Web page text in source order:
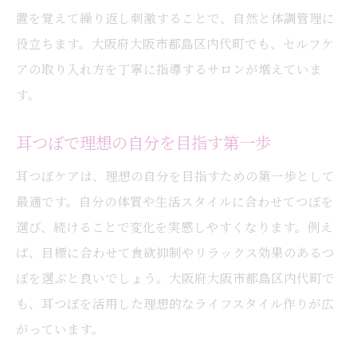
耳つぼジュエリーで楽しむおしゃれな毎日
自分に合う耳つぼジュエリー選びの基準
素材やデザインで変わる耳つぼジュエリー
金属アレルギーに配慮した耳つぼジュエリ
ー選び
おしゃれと機能性を兼ね備えた耳つぼの活
用法
日常に取り入れる耳つぼで理想の自分を目指す
耳つぼで毎日をもっと快適に過ごすコツ
置を覚えて繰り返し刺激することで、自然と体調管理に
役立ちます。大阪府大阪市都島区内代町でも、セルフケ
アの取り入れ方を丁寧に指導するサロンが増えていま
す。
耳つぼで理想の自分を目指す第一歩
耳つぼケアは、理想の自分を目指すための第一歩として
最適です。自分の体質や生活スタイルに合わせてつぼを
選び、続けることで変化を実感しやすくなります。例え
ば、目標に合わせて食欲抑制やリラックス効果のあるつ
ぼを選ぶと良いでしょう。大阪府大阪市都島区内代町で
も、耳つぼを活用した理想的なライフスタイル作りが広
がっています。